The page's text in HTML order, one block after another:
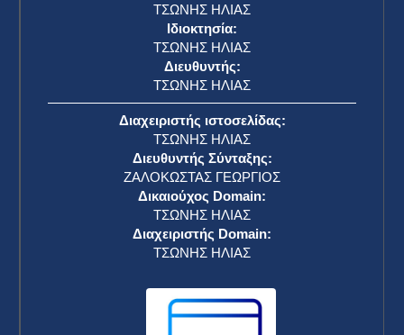
ΤΣΩΝΗΣ ΗΛΙΑΣ
Ιδιοκτησία:
ΤΣΩΝΗΣ ΗΛΙΑΣ
Διευθυντής:
ΤΣΩΝΗΣ ΗΛΙΑΣ
Διαχειριστής ιστοσελίδας:
ΤΣΩΝΗΣ ΗΛΙΑΣ
Διευθυντής Σύνταξης:
ΖΑΛΟΚΩΣΤΑΣ ΓΕΩΡΓΙΟΣ
Δικαιούχος Domain:
ΤΣΩΝΗΣ ΗΛΙΑΣ
Διαχειριστής Domain:
ΤΣΩΝΗΣ ΗΛΙΑΣ